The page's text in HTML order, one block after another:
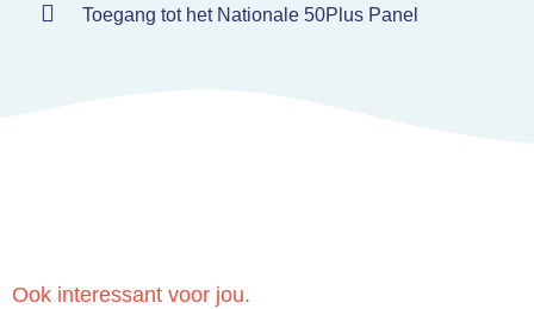
Toegang tot het Nationale 50Plus Panel
Ook interessant voor jou.